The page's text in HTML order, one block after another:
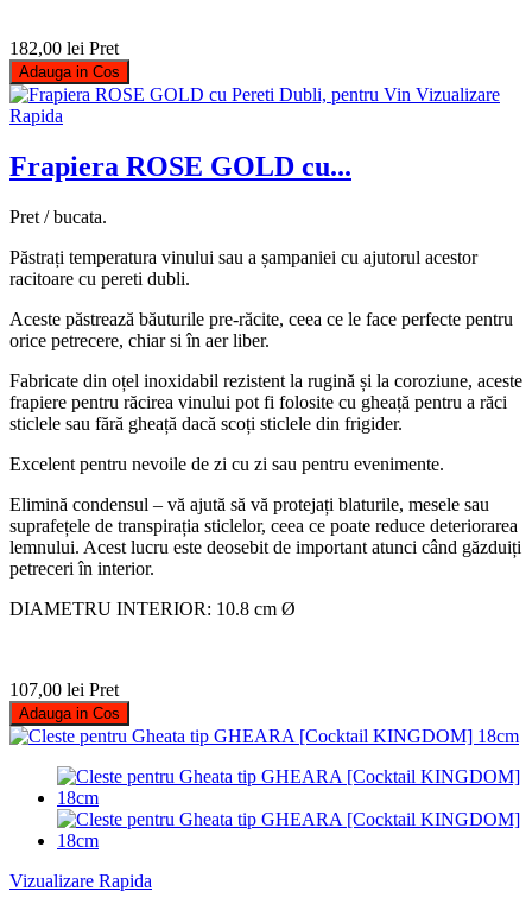
182,00 lei Pret
Adauga in Cos
Vizualizare
Rapida
Frapiera ROSE GOLD cu...
Pret / bucata.
Păstrați temperatura vinului sau a șampaniei cu ajutorul acestor
racitoare cu pereti dubli.
Aceste păstrează băuturile pre-răcite, ceea ce le face perfecte pentru
orice petrecere, chiar si în aer liber.
Fabricate din oțel inoxidabil rezistent la rugină și la coroziune, aceste
frapiere pentru răcirea vinului pot fi folosite cu gheață pentru a răci
sticlele sau fără gheață dacă scoți sticlele din frigider.
Excelent pentru nevoile de zi cu zi sau pentru evenimente.
Elimină condensul – vă ajută să vă protejați blaturile, mesele sau
suprafețele de transpirația sticlelor, ceea ce poate reduce deteriorarea
lemnului. Acest lucru este deosebit de important atunci când găzduiți
petreceri în interior.
DIAMETRU INTERIOR: 10.8 cm Ø
107,00 lei Pret
Adauga in Cos
Vizualizare Rapida